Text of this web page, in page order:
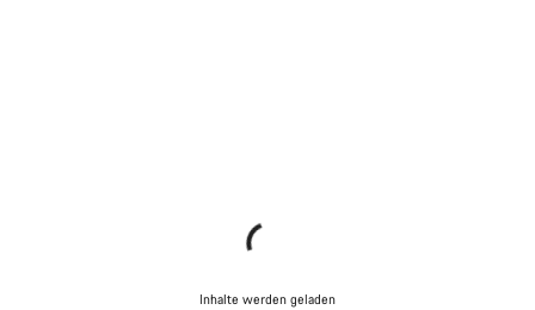
Inhalte werden geladen